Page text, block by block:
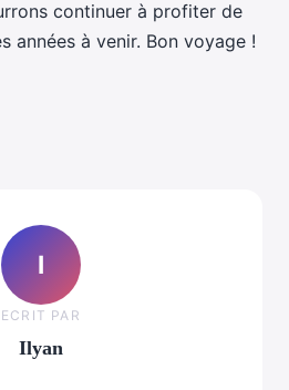
continuer à profiter de
années à venir. Bon voyage !
I
ECRIT PAR
Ilyan